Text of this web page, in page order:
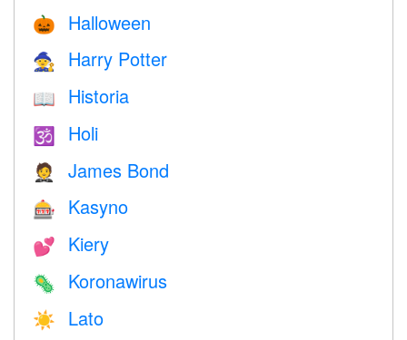
🎃 Halloween
🧙 Harry Potter
📖 Historia
🕉 Holi
🤵 James Bond
🎰 Kasyno
💕 Kiery
🦠 Koronawirus
☀️ Lato